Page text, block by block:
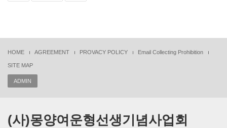
HOME AGREEMENT PROVACY POLICY Email Collecting Prohibition
SITE MAP
ADMIN
(사)몽양여운형선생기념사업회